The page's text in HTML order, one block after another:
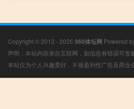
Copyright © 2012 - 2026 360体坛网 Powered
声明：本站内容来自互联网，如信息有错误可
本站仅为个人兴趣爱好，不接盈利性广告及商业